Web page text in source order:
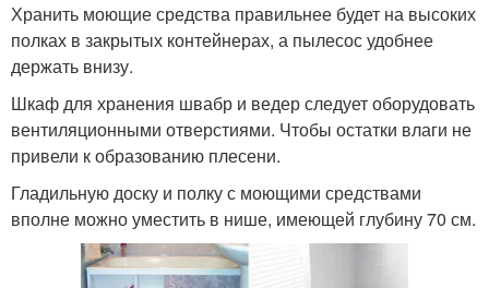
Хранить моющие средства правильнее будет на высоких
полках в закрытых контейнерах, а пылесос удобнее
держать внизу.
Шкаф для хранения швабр и ведер следует оборудовать
вентиляционными отверстиями. Чтобы остатки влаги не
привели к образованию плесени.
Гладильную доску и полку с моющими средствами
вполне можно уместить в нише, имеющей глубину 70 см.